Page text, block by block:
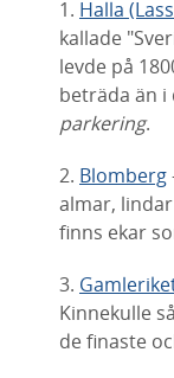
1. Halla
kallade
levde på
beträda än i
parkering.
2. Blomberg
almar,
finns ekar
3.
Kinnekulle
de finaste